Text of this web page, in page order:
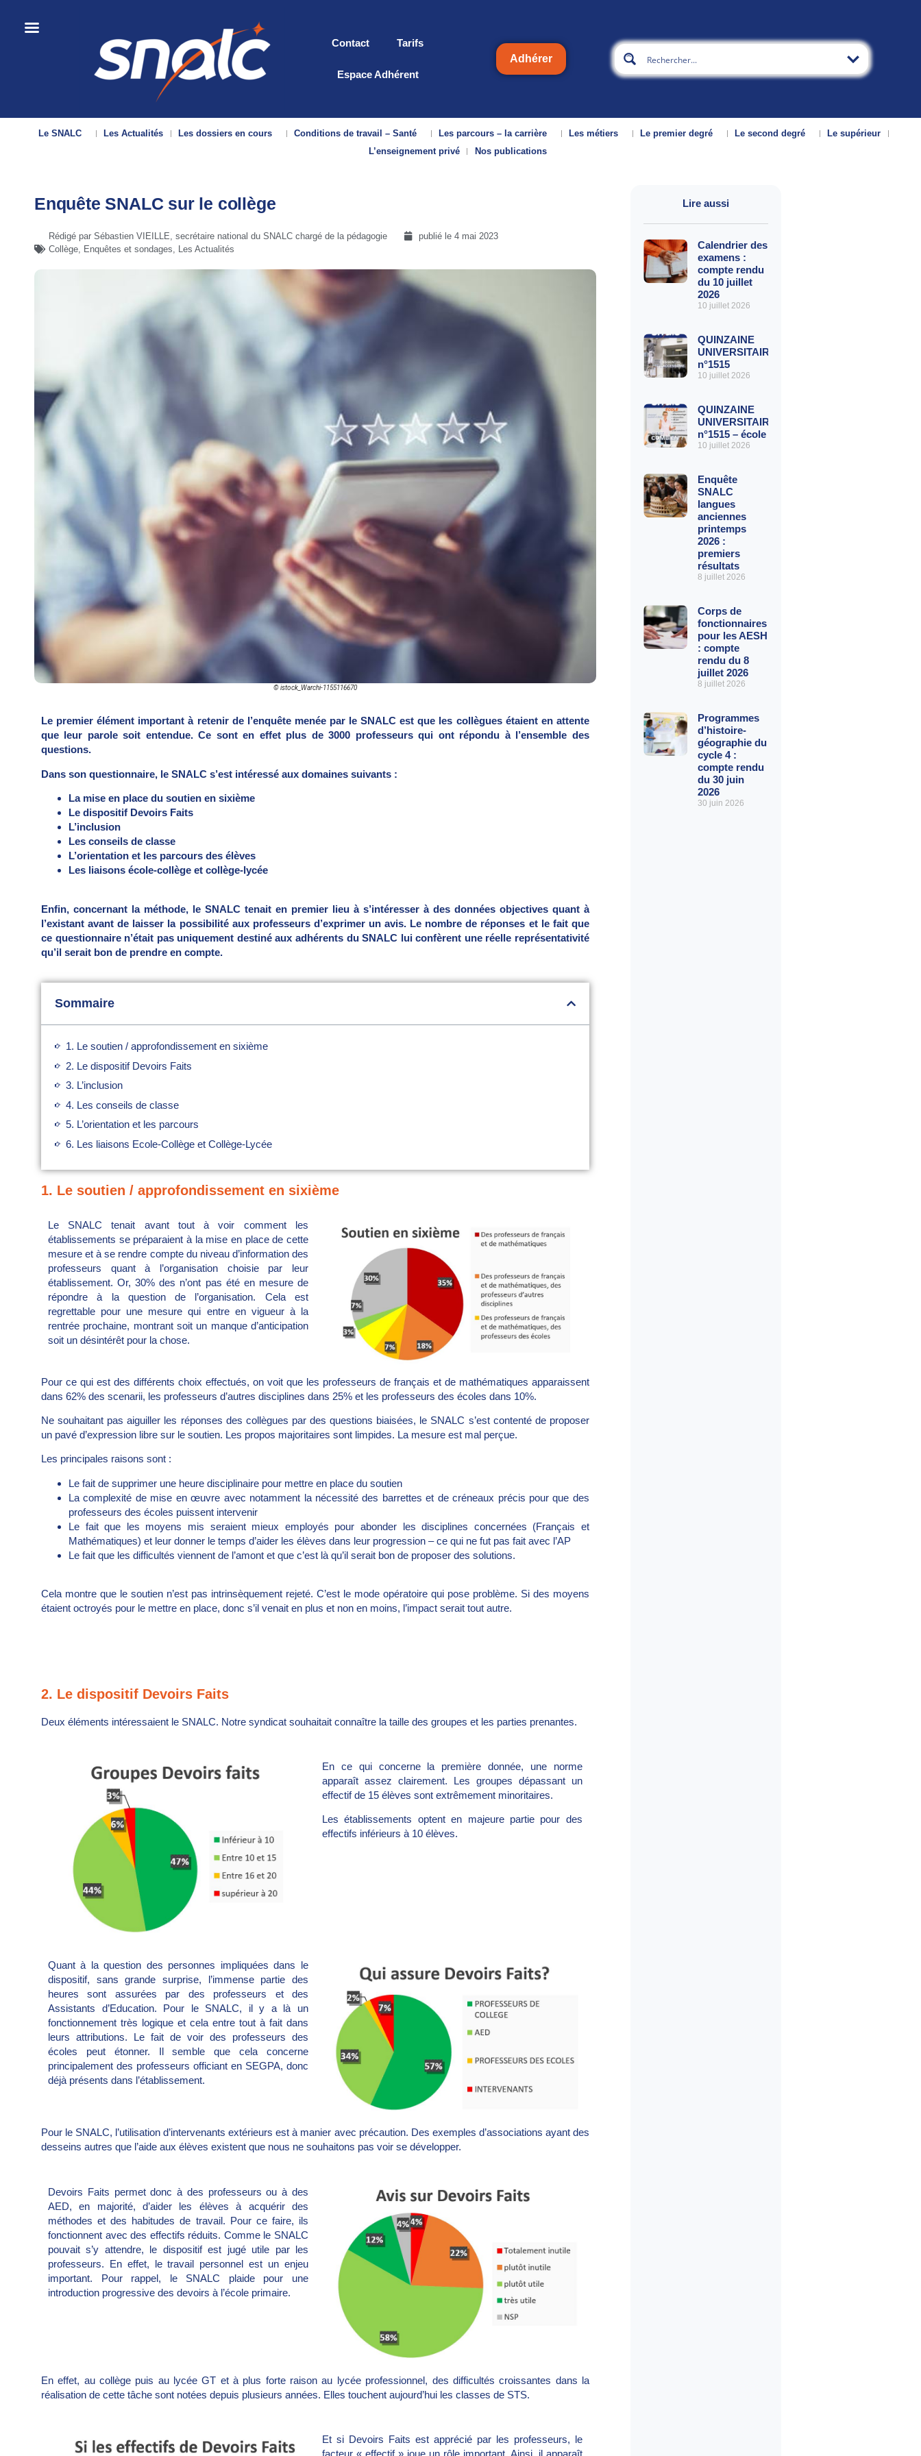
Contact Tarifs
Espace Adhérent
Adhérer
Le SNALC Les Actualités Les dossiers en cours Conditions de travail – Santé Les parcours – la carrière Les métiers Le premier degré Le second degré
Le supérieur
L’enseignement privé
Nos publications
Enquête SNALC sur le collège
Rédigé par Sébastien VIEILLE, secrétaire national du SNALC chargé de la pédagogie publié le 4 mai 2023
Collège, Enquêtes et sondages, Les Actualités
© istock_Warchi-1155116670
Le premier élément important à retenir de l’enquête menée par le SNALC est que les collègues étaient en attente
que leur parole soit entendue. Ce sont en effet plus de 3000 professeurs qui ont répondu à l’ensemble des
questions.
Dans son questionnaire, le SNALC s’est intéressé aux domaines suivants :
La mise en place du soutien en sixième
Le dispositif Devoirs Faits
L’inclusion
Les conseils de classe
L’orientation et les parcours des élèves
Les liaisons école-collège et collège-lycée
Enfin, concernant la méthode, le SNALC tenait en premier lieu à s’intéresser à des données objectives quant à
l’existant avant de laisser la possibilité aux professeurs d’exprimer un avis. Le nombre de réponses et le fait que
ce questionnaire n’était pas uniquement destiné aux adhérents du SNALC lui confèrent une réelle représentativité
qu’il serait bon de prendre en compte.
Sommaire
1. Le soutien / approfondissement en sixième
2. Le dispositif Devoirs Faits
3. L’inclusion
4. Les conseils de classe
5. L’orientation et les parcours
6. Les liaisons Ecole-Collège et Collège-Lycée
1. Le soutien / approfondissement en sixième
Le SNALC tenait avant tout à voir comment les
établissements se préparaient à la mise en place de cette
mesure et à se rendre compte du niveau d’information des
professeurs quant à l’organisation choisie par leur
établissement. Or, 30% des n’ont pas été en mesure de
répondre à la question de l’organisation. Cela est
regrettable pour une mesure qui entre en vigueur à la
rentrée prochaine, montrant soit un manque d’anticipation
soit un désintérêt pour la chose.
Pour ce qui est des différents choix effectués, on voit que les professeurs de français et de mathématiques apparaissent
dans 62% des scenarii, les professeurs d’autres disciplines dans 25% et les professeurs des écoles dans 10%.
Ne souhaitant pas aiguiller les réponses des collègues par des questions biaisées, le SNALC s’est contenté de proposer
un pavé d’expression libre sur le soutien. Les propos majoritaires sont limpides. La mesure est mal perçue.
Les principales raisons sont :
Le fait de supprimer une heure disciplinaire pour mettre en place du soutien
La complexité de mise en œuvre avec notamment la nécessité des barrettes et de créneaux précis pour que des
professeurs des écoles puissent intervenir
Le fait que les moyens mis seraient mieux employés pour abonder les disciplines concernées (Français et
Mathématiques) et leur donner le temps d’aider les élèves dans leur progression – ce qui ne fut pas fait avec l’AP
Le fait que les difficultés viennent de l’amont et que c’est là qu’il serait bon de proposer des solutions.
Cela montre que le soutien n’est pas intrinsèquement rejeté. C’est le mode opératoire qui pose problème. Si des moyens
étaient octroyés pour le mettre en place, donc s’il venait en plus et non en moins, l’impact serait tout autre.
2. Le dispositif Devoirs Faits
Deux éléments intéressaient le SNALC. Notre syndicat souhaitait connaître la taille des groupes et les parties prenantes.
En ce qui concerne la première donnée, une norme
apparaît assez clairement. Les groupes dépassant un
effectif de 15 élèves sont extrêmement minoritaires.
Les établissements optent en majeure partie pour des
effectifs inférieurs à 10 élèves.
Quant à la question des personnes impliquées dans le
dispositif, sans grande surprise, l’immense partie des
heures sont assurées par des professeurs et des
Assistants d’Education. Pour le SNALC, il y a là un
fonctionnement très logique et cela entre tout à fait dans
leurs attributions. Le fait de voir des professeurs des
écoles peut étonner. Il semble que cela concerne
principalement des professeurs officiant en SEGPA, donc
déjà présents dans l’établissement.
Pour le SNALC, l’utilisation d’intervenants extérieurs est à manier avec précaution. Des exemples d’associations ayant des
desseins autres que l’aide aux élèves existent que nous ne souhaitons pas voir se développer.
Devoirs Faits permet donc à des professeurs ou à des
AED, en majorité, d’aider les élèves à acquérir des
méthodes et des habitudes de travail. Pour ce faire, ils
fonctionnent avec des effectifs réduits. Comme le SNALC
pouvait s’y attendre, le dispositif est jugé utile par les
professeurs. En effet, le travail personnel est un enjeu
important. Pour rappel, le SNALC plaide pour une
introduction progressive des devoirs à l’école primaire.
En effet, au collège puis au lycée GT et à plus forte raison au lycée professionnel, des difficultés croissantes dans la
réalisation de cette tâche sont notées depuis plusieurs années. Elles touchent aujourd’hui les classes de STS.
Et si Devoirs Faits est apprécié par les professeurs, le
Lire aussi
Calendrier des
examens :
compte rendu
du 10 juillet
2026
10 juillet 2026
QUINZAINE
UNIVERSITAIRE
n°1515
10 juillet 2026
QUINZAINE
UNIVERSITAIRE
n°1515 – école
10 juillet 2026
Enquête
SNALC
langues
anciennes
printemps
2026 :
premiers
résultats
8 juillet 2026
Corps de
fonctionnaires
pour les AESH
: compte
rendu du 8
juillet 2026
8 juillet 2026
Programmes
d’histoire-
géographie du
cycle 4 :
compte rendu
du 30 juin
2026
30 juin 2026